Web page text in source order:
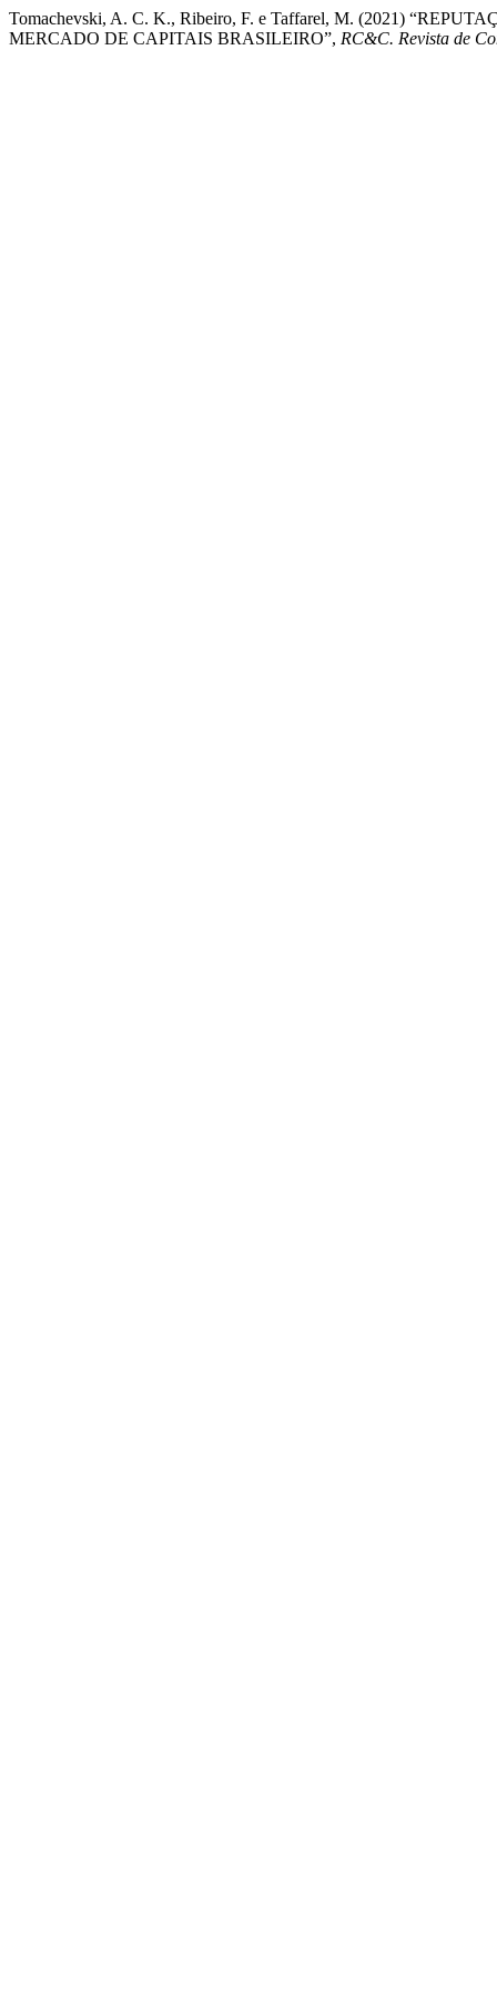
Tomachevski, A. C. K., Ribeiro, F. e Taffarel, M. (2021)
MERCADO DE CAPITAIS BRASILEIRO”, RC&C. Revista de